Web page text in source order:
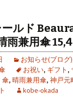
ルド
雨兼用傘
お知らせ(ブログ)
お祝い, ギフト ,
傘, 晴雨兼用傘, 神戸元
kobe-okada